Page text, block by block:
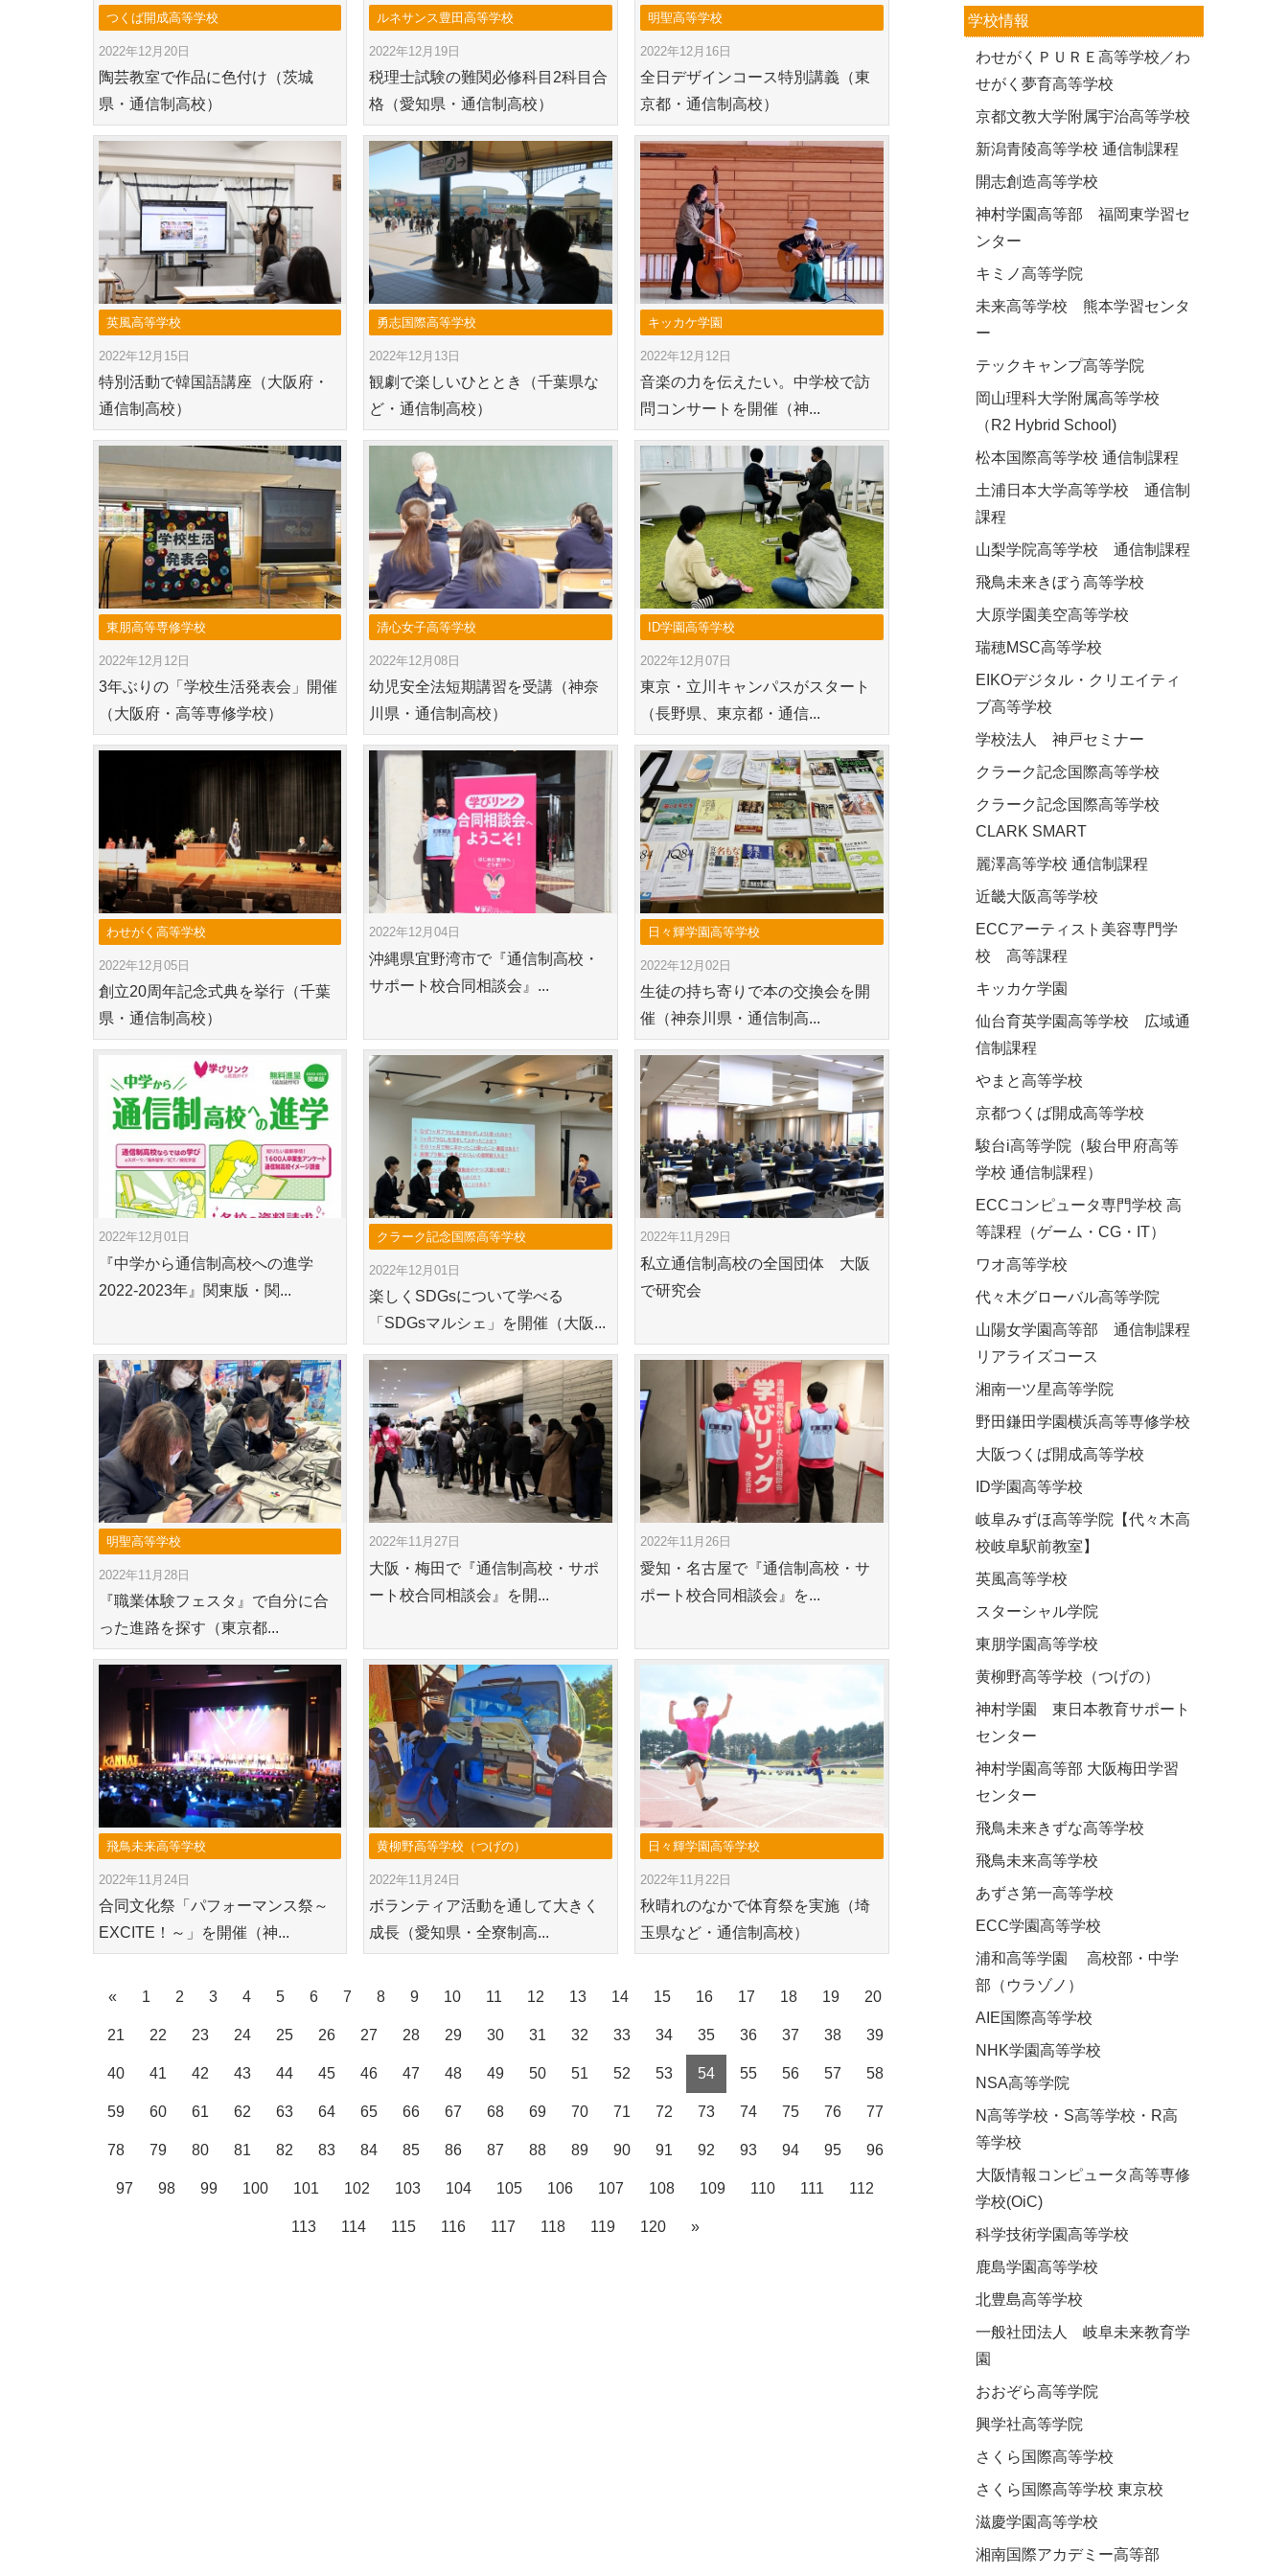
つくば開成高等学校
2022年12月20日
陶芸教室で作品に色付け（茨城
県・通信制高校）
ルネサンス豊田高等学校
2022年12月19日
税理士試験の難関必修科目2科目合
格（愛知県・通信制高校）
明聖高等学校
2022年12月16日
全日デザインコース特別講義（東
京都・通信制高校）
英風高等学校
2022年12月15日
特別活動で韓国語講座（大阪府・
通信制高校）
勇志国際高等学校
2022年12月13日
観劇で楽しいひととき（千葉県な
ど・通信制高校）
キッカケ学園
2022年12月12日
音楽の力を伝えたい。中学校で訪
問コンサートを開催（神...
東朋高等専修学校
2022年12月12日
3年ぶりの「学校生活発表会」開催
（大阪府・高等専修学校）
清心女子高等学校
2022年12月08日
幼児安全法短期講習を受講（神奈
川県・通信制高校）
ID学園高等学校
2022年12月07日
東京・立川キャンパスがスタート
（長野県、東京都・通信...
わせがく高等学校
2022年12月05日
創立20周年記念式典を挙行（千葉
県・通信制高校）
2022年12月04日
沖縄県宜野湾市で『通信制高校・
サポート校合同相談会』...
日々輝学園高等学校
2022年12月02日
生徒の持ち寄りで本の交換会を開
催（神奈川県・通信制高...
2022年12月01日
『中学から通信制高校への進学
2022-2023年』関東版・関...
クラーク記念国際高等学校
2022年12月01日
楽しくSDGsについて学べる
「SDGsマルシェ」を開催（大阪...
2022年11月29日
私立通信制高校の全国団体 大阪
で研究会
明聖高等学校
2022年11月28日
『職業体験フェスタ』で自分に合
った進路を探す（東京都...
2022年11月27日
大阪・梅田で『通信制高校・サポ
ート校合同相談会』を開...
2022年11月26日
愛知・名古屋で『通信制高校・サ
ポート校合同相談会』を...
飛鳥未来高等学校
2022年11月24日
合同文化祭「パフォーマンス祭～
EXCITE！～」を開催（神...
黄柳野高等学校（つげの）
2022年11月24日
ボランティア活動を通して大きく
成長（愛知県・全寮制高...
日々輝学園高等学校
2022年11月22日
秋晴れのなかで体育祭を実施（埼
玉県など・通信制高校）
« 1 2 3 4 5 6 7 8 9 10 11 12 13 14 15 16 17 18 19 20
21 22 23 24 25 26 27 28 29 30 31 32 33 34 35 36 37 38 39
40 41 42 43 44 45 46 47 48 49 50 51 52 53 54 55 56 57 58
59 60 61 62 63 64 65 66 67 68 69 70 71 72 73 74 75 76 77
78 79 80 81 82 83 84 85 86 87 88 89 90 91 92 93 94 95 96
97 98 99 100 101 102 103 104 105 106 107 108 109 110 111 112
113 114 115 116 117 118 119 120 »
学校情報
わせがくＰＵＲＥ高等学校／わ
せがく夢育高等学校
京都文教大学附属宇治高等学校
新潟青陵高等学校 通信制課程
開志創造高等学校
神村学園高等部 福岡東学習セ
ンター
キミノ高等学院
未来高等学校 熊本学習センタ
ー
テックキャンプ高等学院
岡山理科大学附属高等学校
（R2 Hybrid School)
松本国際高等学校 通信制課程
土浦日本大学高等学校 通信制
課程
山梨学院高等学校 通信制課程
飛鳥未来きぼう高等学校
大原学園美空高等学校
瑞穂MSC高等学校
EIKOデジタル・クリエイティ
ブ高等学校
学校法人 神戸セミナー
クラーク記念国際高等学校
クラーク記念国際高等学校
CLARK SMART
麗澤高等学校 通信制課程
近畿大阪高等学校
ECCアーティスト美容専門学
校 高等課程
キッカケ学園
仙台育英学園高等学校 広域通
信制課程
やまと高等学校
京都つくば開成高等学校
駿台i高等学院（駿台甲府高等
学校 通信制課程）
ECCコンピュータ専門学校 高
等課程（ゲーム・CG・IT）
ワオ高等学校
代々木グローバル高等学院
山陽女学園高等部 通信制課程
リアライズコース
湘南一ツ星高等学院
野田鎌田学園横浜高等専修学校
大阪つくば開成高等学校
ID学園高等学校
岐阜みずほ高等学院【代々木高
校岐阜駅前教室】
英風高等学校
スターシャル学院
東朋学園高等学校
黄柳野高等学校（つげの）
神村学園 東日本教育サポート
センター
神村学園高等部 大阪梅田学習
センター
飛鳥未来きずな高等学校
飛鳥未来高等学校
あずさ第一高等学校
ECC学園高等学校
浦和高等学園 高校部・中学
部（ウラゾノ）
AIE国際高等学校
NHK学園高等学校
NSA高等学院
N高等学校・S高等学校・R高
等学校
大阪情報コンピュータ高等専修
学校(OiC)
科学技術学園高等学校
鹿島学園高等学校
北豊島高等学校
一般社団法人 岐阜未来教育学
園
おおぞら高等学院
興学社高等学院
さくら国際高等学校
さくら国際高等学校 東京校
滋慶学園高等学校
湘南国際アカデミー高等部